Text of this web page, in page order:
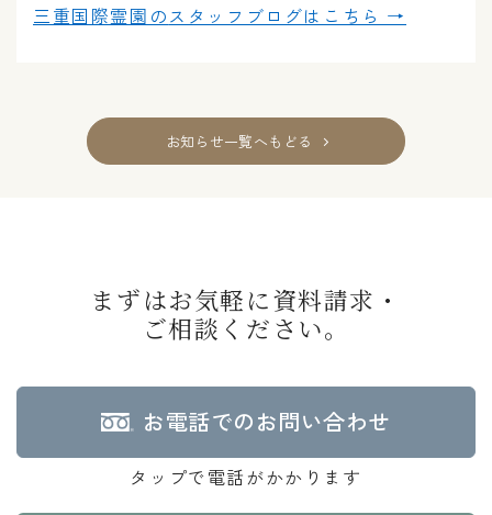
三重国際霊園のスタッフブログはこちら →
お知らせ一覧へもどる
まずはお気軽に資料請求・
ご相談ください。
お電話でのお問い合わせ
タップで電話がかかります